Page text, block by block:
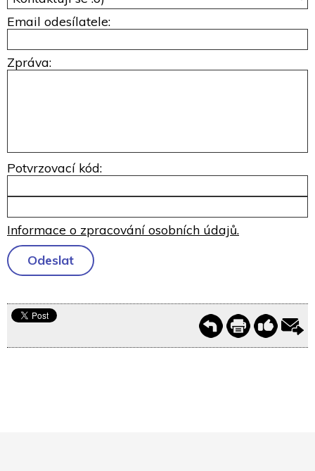
Email odesílatele:
Zpráva:
Potvrzovací kód:
Informace o zpracování osobních údajů.